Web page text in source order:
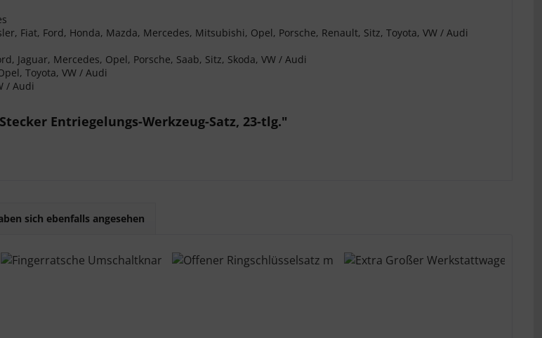
Fiat, Ford, Honda, Mazda, Mercedes, Mitsubishi, Opel, Porsche, Renault, Sitz, Toyota, VW / Audi
Jaguar, Mercedes, Opel, Porsche, Saab, Sitz, Skoda, VW / Audi
Toyota, VW / Audi
/ Audi
Entriegelungs-Werkzeug-Satz, 23-tlg."
sich ebenfalls angesehen